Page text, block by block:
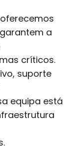
a
críticos.
suporte
equipa está